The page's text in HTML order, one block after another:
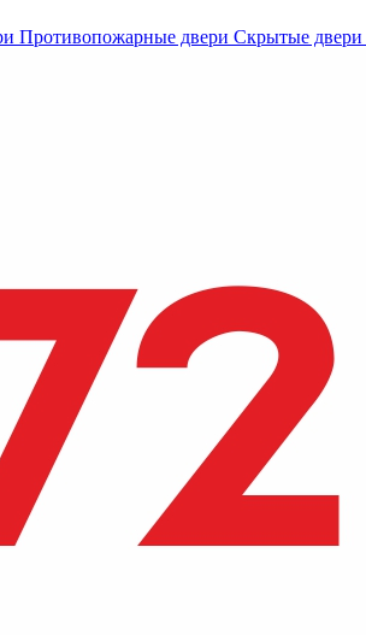
Противопожарные двери Скрытые двери